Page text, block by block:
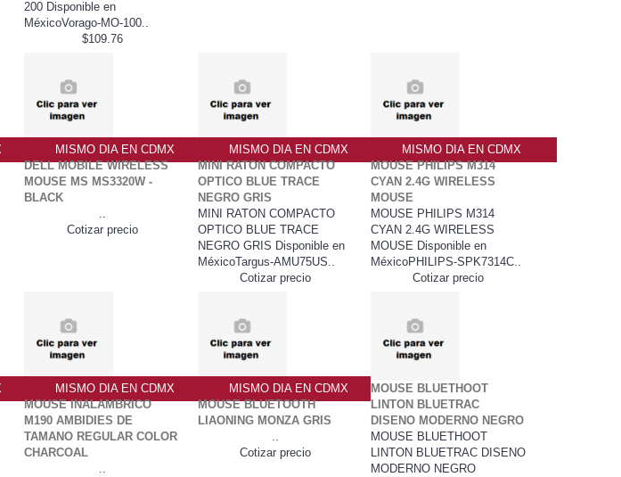
200 Disponible en
MéxicoVorago-MO-100..
$109.76
MISMO DIA EN CDMX
DELL MOBILE WIRELESS
MOUSE MS MS3320W -
BLACK
..
Cotizar precio
MISMO DIA EN CDMX
MINI RATON COMPACTO
OPTICO BLUE TRACE
NEGRO GRIS
MINI RATON COMPACTO
OPTICO BLUE TRACE
NEGRO GRIS Disponible en
MéxicoTargus-AMU75US..
Cotizar precio
MISMO DIA EN CDMX
MOUSE PHILIPS M314
CYAN 2.4G WIRELESS
MOUSE
MOUSE PHILIPS M314
CYAN 2.4G WIRELESS
MOUSE Disponible en
MéxicoPHILIPS-SPK7314C..
Cotizar precio
MISMO DIA EN CDMX
MOUSE INALAMBRICO
M190 AMBIDIES DE
TAMANO REGULAR COLOR
CHARCOAL
..
MISMO DIA EN CDMX
MOUSE BLUETOOTH
LIAONING MONZA GRIS
..
Cotizar precio
MOUSE BLUETHOOT
LINTON BLUETRAC
DISENO MODERNO NEGRO
MOUSE BLUETHOOT
LINTON BLUETRAC DISENO
MODERNO NEGRO